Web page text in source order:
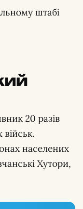
штабі
20 разів
військ.
населених
Хутори,